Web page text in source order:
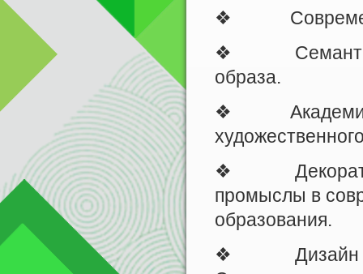
❖
❖ Семантика,
образа.
❖
❖
промыслы в
образования.
❖ Дизайн и